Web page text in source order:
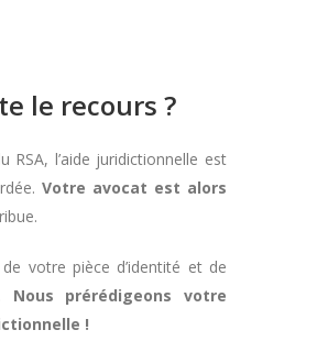
le recours ?
RSA, l’aide juridictionnelle est
Votre avocat est alors
votre pièce d’identité et de
Nous prérédigeons votre
!